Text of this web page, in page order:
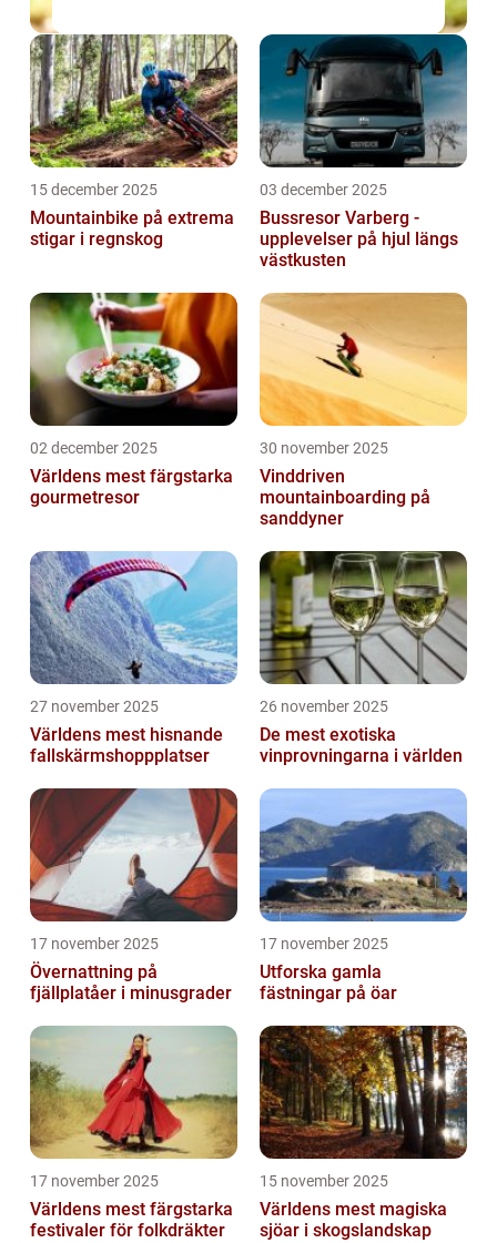
15 december 2025
Mountainbike på extrema
stigar i regnskog
03 december 2025
Bussresor Varberg -
upplevelser på hjul längs
västkusten
02 december 2025
Världens mest färgstarka
gourmetresor
30 november 2025
Vinddriven
mountainboarding på
sanddyner
27 november 2025
Världens mest hisnande
fallskärmshoppplatser
26 november 2025
De mest exotiska
vinprovningarna i världen
17 november 2025
Övernattning på
fjällplatåer i minusgrader
17 november 2025
Utforska gamla
fästningar på öar
17 november 2025
Världens mest färgstarka
festivaler för folkdräkter
15 november 2025
Världens mest magiska
sjöar i skogslandskap